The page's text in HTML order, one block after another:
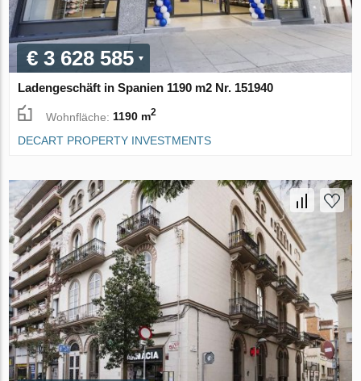
€ 3 628 585
Ladengeschäft in Spanien 1190 m2 Nr. 151940
Wohnfläche: 1190 m2
DECART PROPERTY INVESTMENTS